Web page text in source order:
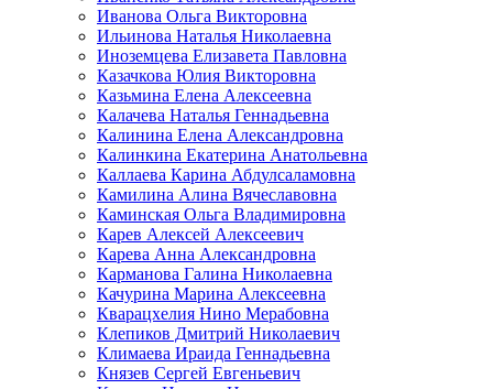
Иванова Ольга Викторовна
Ильинова Наталья Николаевна
Иноземцева Елизавета Павловна
Казачкова Юлия Викторовна
Казьмина Елена Алексеевна
Калачева Наталья Геннадьевна
Калинина Елена Александровна
Калинкина Екатерина Анатольевна
Каллаева Карина Абдулсаламовна
Камилина Алина Вячеславовна
Каминская Ольга Владимировна
Карев Алексей Алексеевич
Карева Анна Александровна
Карманова Галина Николаевна
Качурина Марина Алексеевна
Кварацхелия Нино Мерабовна
Клепиков Дмитрий Николаевич
Климаева Ираида Геннадьевна
Князев Сергей Евгеньевич